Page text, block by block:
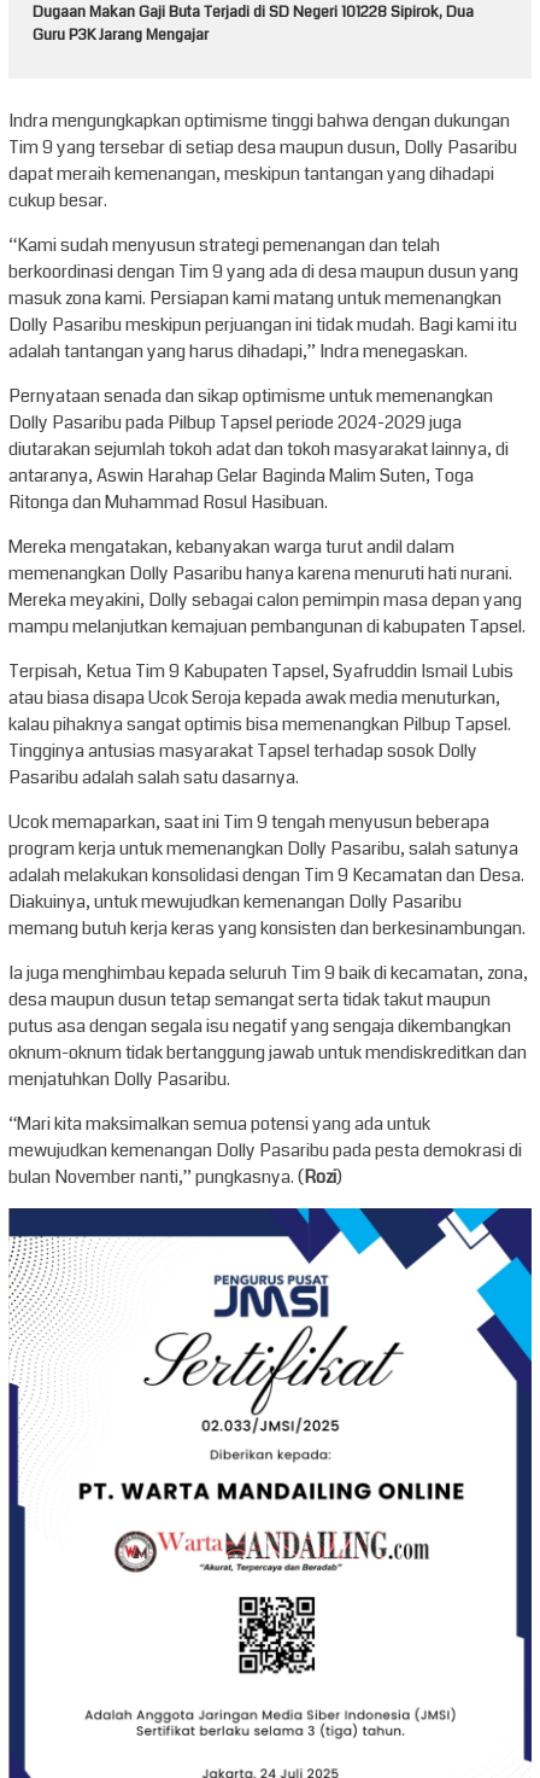
Dugaan Makan Gaji Buta Terjadi di SD Negeri 101228 Sipirok, Dua
Guru P3K Jarang Mengajar
Indra mengungkapkan optimisme tinggi bahwa dengan dukungan
Tim 9 yang tersebar di setiap desa maupun dusun, Dolly Pasaribu
dapat meraih kemenangan, meskipun tantangan yang dihadapi
cukup besar.
“Kami sudah menyusun strategi pemenangan dan telah
berkoordinasi dengan Tim 9 yang ada di desa maupun dusun yang
masuk zona kami. Persiapan kami matang untuk memenangkan
Dolly Pasaribu meskipun perjuangan ini tidak mudah. Bagi kami itu
adalah tantangan yang harus dihadapi,” Indra menegaskan.
Pernyataan senada dan sikap optimisme untuk memenangkan
Dolly Pasaribu pada Pilbup Tapsel periode 2024-2029 juga
diutarakan sejumlah tokoh adat dan tokoh masyarakat lainnya, di
antaranya, Aswin Harahap Gelar Baginda Malim Suten, Toga
Ritonga dan Muhammad Rosul Hasibuan.
Mereka mengatakan, kebanyakan warga turut andil dalam
memenangkan Dolly Pasaribu hanya karena menuruti hati nurani.
Mereka meyakini, Dolly sebagai calon pemimpin masa depan yang
mampu melanjutkan kemajuan pembangunan di kabupaten Tapsel.
Terpisah, Ketua Tim 9 Kabupaten Tapsel, Syafruddin Ismail Lubis
atau biasa disapa Ucok Seroja kepada awak media menuturkan,
kalau pihaknya sangat optimis bisa memenangkan Pilbup Tapsel.
Tingginya antusias masyarakat Tapsel terhadap sosok Dolly
Pasaribu adalah salah satu dasarnya.
Ucok memaparkan, saat ini Tim 9 tengah menyusun beberapa
program kerja untuk memenangkan Dolly Pasaribu, salah satunya
adalah melakukan konsolidasi dengan Tim 9 Kecamatan dan Desa.
Diakuinya, untuk mewujudkan kemenangan Dolly Pasaribu
memang butuh kerja keras yang konsisten dan berkesinambungan.
Ia juga menghimbau kepada seluruh Tim 9 baik di kecamatan, zona,
desa maupun dusun tetap semangat serta tidak takut maupun
putus asa dengan segala isu negatif yang sengaja dikembangkan
oknum-oknum tidak bertanggung jawab untuk mendiskreditkan dan
menjatuhkan Dolly Pasaribu.
“Mari kita maksimalkan semua potensi yang ada untuk
mewujudkan kemenangan Dolly Pasaribu pada pesta demokrasi di
bulan November nanti,” pungkasnya. (Rozi)